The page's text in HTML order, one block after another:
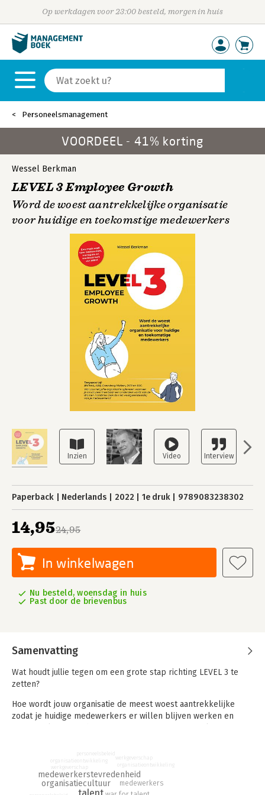
Op werkdagen voor 23:00 besteld, morgen in huis
Personeelsmanagement
VOORDEEL - 41% korting
Wessel Berkman
LEVEL 3 Employee Growth
Word de woest aantrekkelijke organisatie
voor huidige en toekomstige medewerkers
Paperback Nederlands 2022 1e druk 9789083238302
24,95
14,95
In winkelwagen
Nu besteld, woensdag in huis
Past door de brievenbus
Samenvatting
Wat houdt jullie tegen om een grote stap richting LEVEL 3 te
zetten?
Hoe wordt jouw organisatie de meest woest aantrekkelijke
zodat je huidige medewerkers er willen blijven werken en
wervingskosten rijzen de pan uit, een grote vraag naar grotere
maatschappelijke relevantie en zomaar wat effecten waar veel
organisaties mee te maken hebben.
organisatiecultuur
medewerkerstevredenheid
medewerkers
werkgeverschap
organisatieontwikkeling
personeelsbeleid
werkgeverschap
organisatieontwikkeling